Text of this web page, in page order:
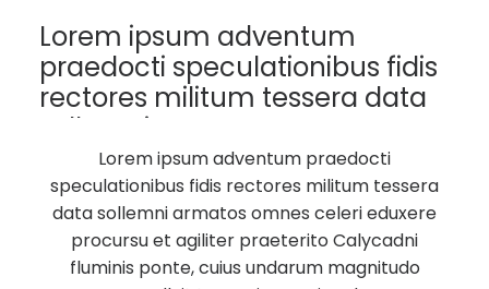
Lorem ipsum adventum
praedocti speculationibus fidis
rectores militum tessera data
sollemni armatos.
Lorem ipsum adventum praedocti
speculationibus fidis rectores militum tessera
data sollemni armatos omnes celeri eduxere
procursu et agiliter praeterito Calycadni
fluminis ponte, cuius undarum magnitudo